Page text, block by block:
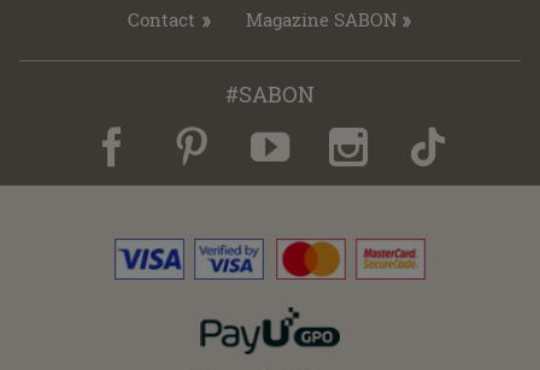
Contact Magazine SABON
#SABON